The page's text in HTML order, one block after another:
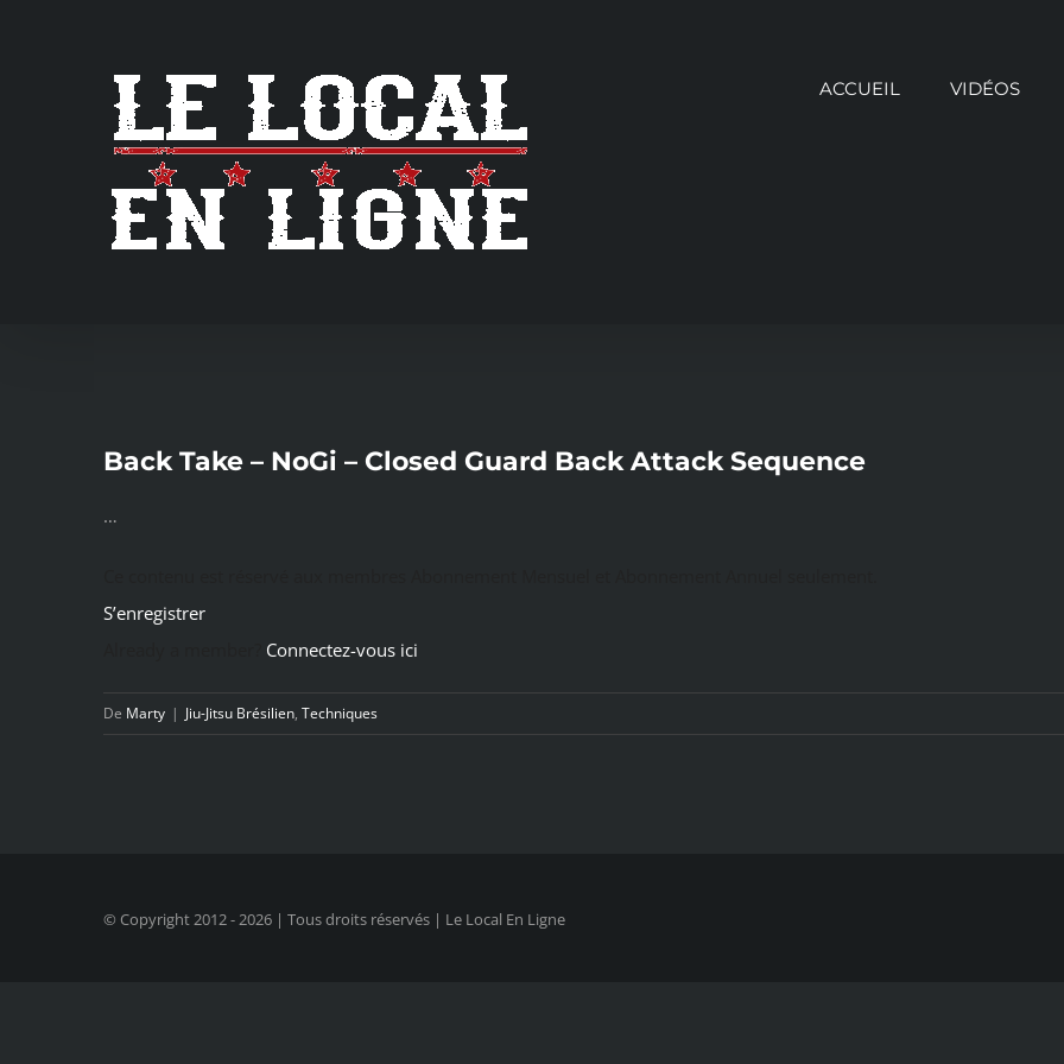
ACCUEIL VIDÉOS
Back Take – NoGi – Closed Guard Back Attack Sequence
…
S’enregistrer
Connectez-vous ici
De Marty | Jiu-Jitsu Brésilien, Techniques
© Copyright 2012 -2026 | Tous droits réservés | Le Local En Ligne